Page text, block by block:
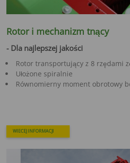
Rotor i mechanizm tnący
- Dla najlepszej jakości
Rotor transportujący z 8 rzędami
Ułożone spiralnie
Równomierny moment obrotowy
WIECEJ INFORMACJI